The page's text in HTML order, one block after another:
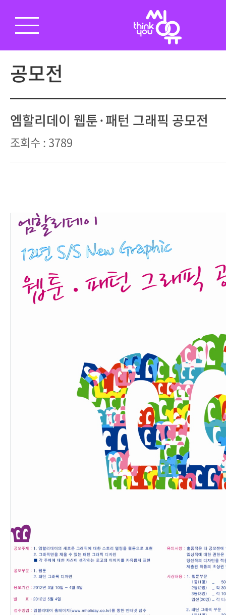
공모전
엠할리데이 웹툰·패턴 그래픽 공모전
조회수 : 3789